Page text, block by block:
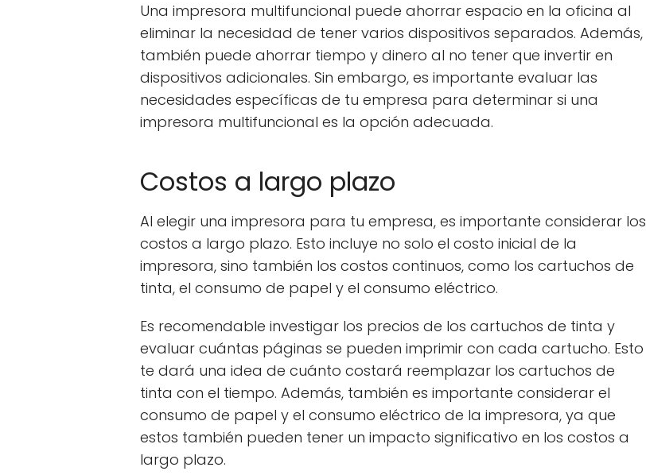
Una impresora multifuncional puede ahorrar espacio en la oficina al
eliminar la necesidad de tener varios dispositivos separados. Además,
también puede ahorrar tiempo y dinero al no tener que invertir en
dispositivos adicionales. Sin embargo, es importante evaluar las
necesidades específicas de tu empresa para determinar si una
impresora multifuncional es la opción adecuada.
Costos a largo plazo
Al elegir una impresora para tu empresa, es importante considerar los
costos a largo plazo. Esto incluye no solo el costo inicial de la
impresora, sino también los costos continuos, como los cartuchos de
tinta, el consumo de papel y el consumo eléctrico.
Es recomendable investigar los precios de los cartuchos de tinta y
evaluar cuántas páginas se pueden imprimir con cada cartucho. Esto
te dará una idea de cuánto costará reemplazar los cartuchos de
tinta con el tiempo. Además, también es importante considerar el
consumo de papel y el consumo eléctrico de la impresora, ya que
estos también pueden tener un impacto significativo en los costos a
largo plazo.